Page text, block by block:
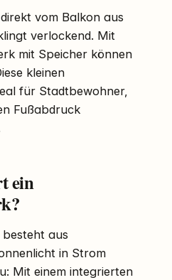
vom Balkon aus
verlockend. Mit
mit Speicher können
kleinen
für Stadtbewohner,
Fußabdruck
ein
aus
in Strom
Mit einem integrierten